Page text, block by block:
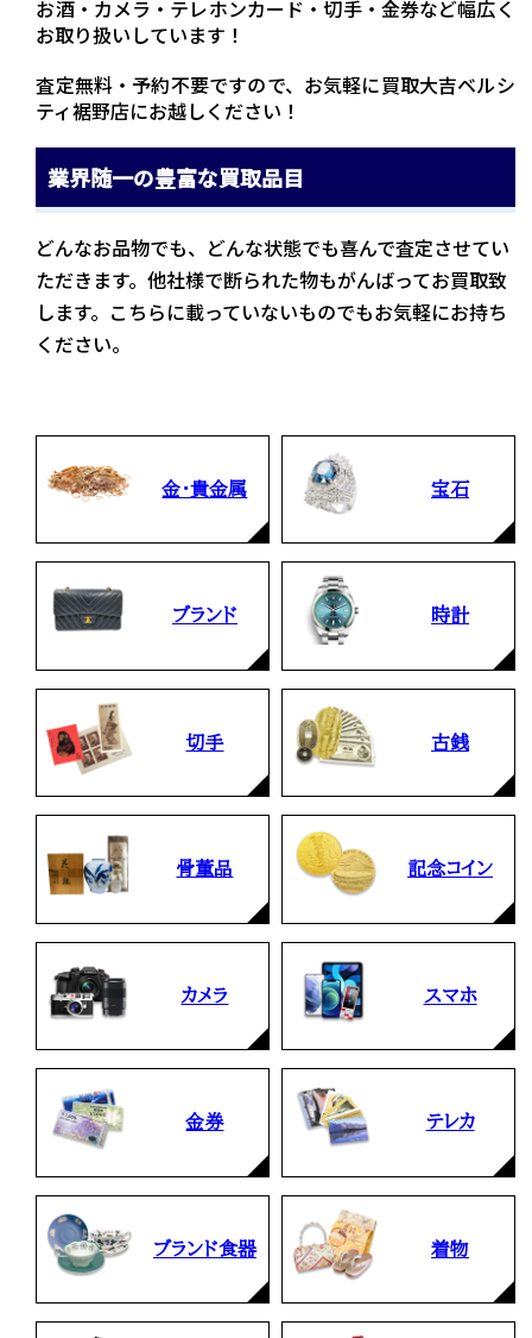
お酒・カメラ・テレホンカード・切手・金券など幅広く
お取り扱いしています！
査定無料・予約不要ですので、お気軽に買取大吉ベルシ
ティ裾野店にお越しください！
業界随一の豊富な買取品目
どんなお品物でも、どんな状態でも喜んで査定させてい
ただきます。他社様で断られた物もがんばってお買取致
します。こちらに載っていないものでもお気軽にお持ち
ください。
金・貴金属 宝石
ブランド 時計
切手 古銭
骨董品 記念コイン
カメラ スマホ
金券 テレカ
ブランド食器 着物